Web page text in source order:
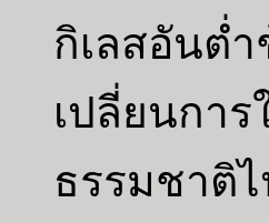
กิเลสอันต่
เปลี่ยนกา
ธรรมชาติ